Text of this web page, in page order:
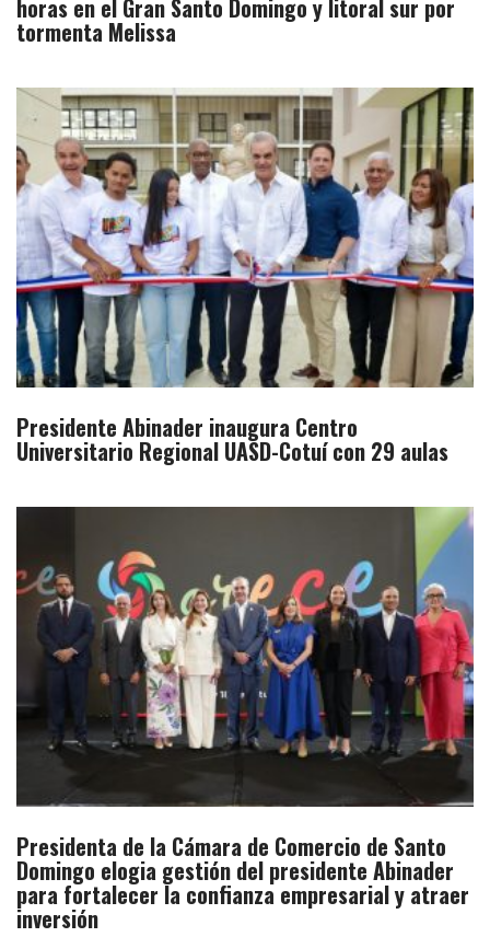
horas en el Gran Santo Domingo y litoral sur por
tormenta Melissa
Presidente Abinader inaugura Centro
Universitario Regional UASD-Cotuí con 29 aulas
Presidenta de la Cámara de Comercio de Santo
Domingo elogia gestión del presidente Abinader
para fortalecer la confianza empresarial y atraer
inversión